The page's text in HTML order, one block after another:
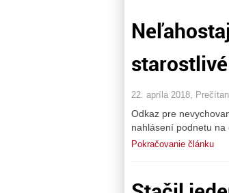
22. apríla 2018,
Odkaz pre
nahlásení podnetu
Pokračovanie článku